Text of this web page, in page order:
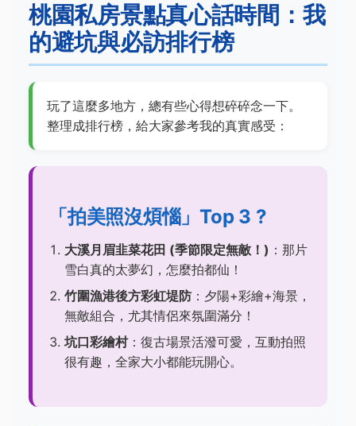
桃園私房景點真心話時間：我
的避坑與必訪排行榜
玩了這麼多地方，總有些心得想碎碎念一下。
整理成排行榜，給大家參考我的真實感受：
「拍美照沒煩惱」Top 3 ?
大溪月眉韭菜花田 (季節限定無敵！) ：那片
雪白真的太夢幻，怎麼拍都仙！
竹圍漁港後方彩虹堤防 ：夕陽+彩繪+海景，
無敵組合，尤其情侶來氛圍滿分！
坑口彩繪村：復古場景活潑可愛，互動拍照
很有趣，全家大小都能玩開心。